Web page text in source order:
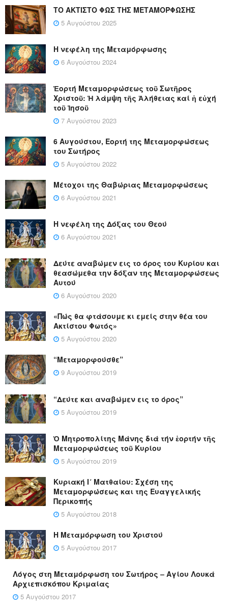
ΤΟ ΑΚΤΙΣΤΟ ΦΩΣ ΤΗΣ ΜΕΤΑΜΟΡΦΩΣΗΣ
5 Αυγούστου 2025
Η νεφέλη της Μεταμόρφωσης
6 Αυγούστου 2024
Ἑορτή Μεταμορφώσεως τοῦ Σωτῆρος
Χριστοῦ: Ἡ λάμψη τῆς Ἀλήθειας καί ἡ εὐχή
τοῦ Ἰησοῦ
7 Αυγούστου 2023
6 Αυγούστου, Εορτή της Μεταμορφώσεως
του Σωτήρος
5 Αυγούστου 2022
Μέτοχοι της Θαβώριας Μεταμορφώσεως
6 Αυγούστου 2021
Η νεφέλη της Δόξας του Θεού
6 Αυγούστου 2021
Δεύτε αναβώμεν εις το όρος του Κυρίου και
θεασώμεθα την δόξαν της Μεταμορφώσεως
Αυτού
6 Αυγούστου 2020
«Πώς θα φτάσουμε κι εμείς στην θέα του
Ακτίστου Φωτός»
5 Αυγούστου 2020
“Μεταμορφούσθε”
9 Αυγούστου 2019
“Δεύτε και αναβώμεν εις το όρος”
5 Αυγούστου 2019
Ὁ Μητροπολίτης Μάνης διά τήν ἑορτήν τῆς
Μεταμορφώσεως τοῦ Κυρίου
5 Αυγούστου 2019
Κυριακή Ι´ Ματθαίου: Σχέση της
Μεταμορφώσεως και της Ευαγγελικής
Περικοπής
5 Αυγούστου 2018
Η Μεταμόρφωση του Χριστού
5 Αυγούστου 2017
Λόγος στη Μεταμόρφωση του Σωτήρος – Αγίου Λουκά
Αρχιεπισκόπου Κριμαίας
5 Αυγούστου 2017